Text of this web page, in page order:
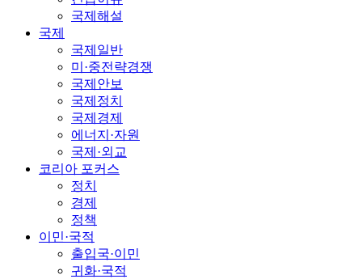
국제해설
국제
국제일반
미·중전략경쟁
국제안보
국제정치
국제경제
에너지·자원
국제·외교
코리아 포커스
정치
경제
정책
이민·국적
출입국·이민
귀화·국적